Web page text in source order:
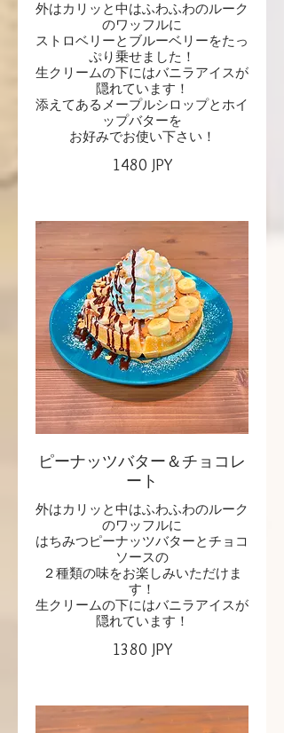
外はカリッと中はふわふわのルーク
のワッフルに
ストロベリーとブルーベリーをたっ
ぷり乗せました！
生クリームの下にはバニラアイスが
隠れています！
添えてあるメープルシロップとホイ
ップバターを
お好みでお使い下さい！
1480 JPY
ピーナッツバター＆チョコレ
ート
外はカリッと中はふわふわのルーク
のワッフルに
はちみつピーナッツバターとチョコ
ソースの
２種類の味をお楽しみいただけま
す！
生クリームの下にはバニラアイスが
隠れています！
1380 JPY